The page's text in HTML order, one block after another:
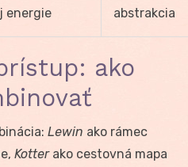
energie
abstrakcia
ako
Lewin ako rámec
Kotterako cestovná mapa